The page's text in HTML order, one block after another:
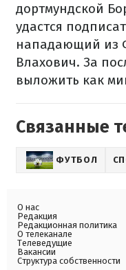
дортмундской
удастся
нападающий из
Влахович. За
выложить как
Связанные
ФУТБОЛ
О нас
Редакция
Редакционная политика
О телеканале
Телеведущие
Вакансии
Структура собственности